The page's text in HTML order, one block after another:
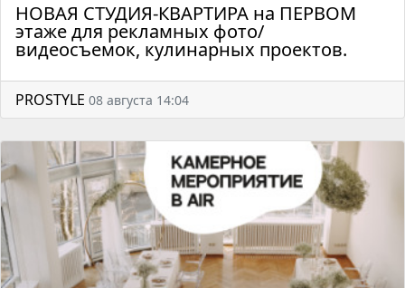
НОВАЯ СТУДИЯ-КВАРТИРА на ПЕРВОМ
этаже для рекламных фото/
видеосъемок, кулинарных проектов.
PROSTYLE 08 августа 14:04